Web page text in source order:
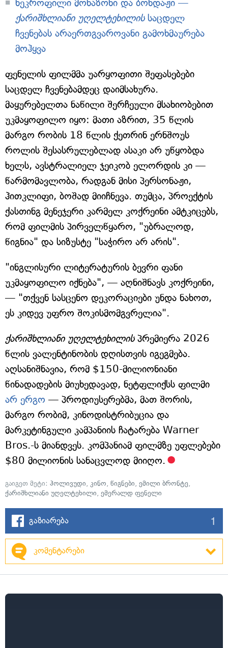
ნეკროფილი მონაზონი და ბონდაჟი —
ქარიშხლიანი უღელტეხილისსაცდელ
ჩვენებას არაერთგვაროვანი გამოხმაურება
მოჰყვა
ფენელის ფილმმა უარყოფითი შეფასებები
საცდელ ჩვენებამდეც დაიმსახურა.
მაყურებელთა ნაწილი შერჩეული მსახიობებით
უკმაყოფილო იყო: მათი აზრით, 35 წლის
მარგო რობის 18 წლის ქეთრინ ერნშოუს
როლის შესასრულებლად ასაკი არ უწყობდა
ხელს, ავსტრალიელ ჯეიკობ ელორდის კი —
წარმომავლობა, რადგან მისი პერსონაჟი,
ჰითკლიფი, ბოშად მიიჩნევა. თუმცა, პროექტის
ქასთინგ მენეჯერი კარმელ კოქრეინი ამტკიცებს,
რომ ფილმის პირველწყარო, "უბრალოდ,
წიგნია" და სიზუსტე "საჭირო არ არის".
"ინგლისური ლიტერატურის ბევრი ფანი
უკმაყოფილო იქნება", — აღნიშნავს კოქრეინი,
— "თქვენ სასცენო დეკორაციები უნდა ნახოთ,
ეს კიდევ უფრო შოკისმომგვრელია".
ქარიშხლიანი უღელტეხილისპრემიერა 2026
წლის ვალენტინობის დღისთვის იგეგმება.
აღსანიშნავია, რომ $150-მილიონიანი
წინადადების მიუხედავად, ნეტფლიქსს ფილმი
არ ერგო — პროდიუსერებმა, მათ შორის,
მარგო რობიმ, კინოდისტრიბუცია და
მარკეტინგული კამპანიის ჩატარება Warner
Bros.-ს მიანდვეს. კომპანიამ ფილმზე უფლებები
$80 მილიონის სანაცვლოდ მიიღო.
გაიგეთ მეტი: ჰოლივუდი, კინო, წიგნები, ემილი ბრონტე,
ქარიშხლიანი უღელტეხილი, ემერალდ ფენელი
გაზიარება 1
კომენტარები